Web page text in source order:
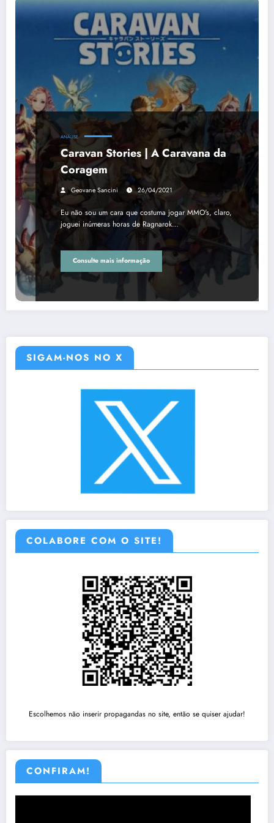
ANÁLISE
Caravan Stories | A Caravana da
Coragem
Geovane Sancini 26/04/2021
Eu não sou um cara que costuma jogar MMO's, claro,
joguei inúmeras horas de Ragnarok…
Consulte mais informação
SIGAM-NOS NO X
COLABORE COM O SITE!
Escolhemos não inserir propagandas no site, então se quiser ajudar!
CONFIRAM!